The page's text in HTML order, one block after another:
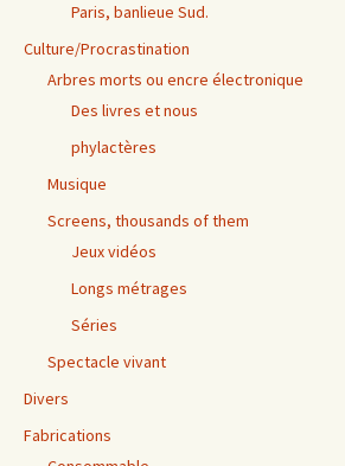
Paris, banlieue Sud.
Culture/Procrastination
Arbres morts ou encre électronique
Des livres et nous
phylactères
Musique
Screens, thousands of them
Jeux vidéos
Longs métrages
Séries
Spectacle vivant
Divers
Fabrications